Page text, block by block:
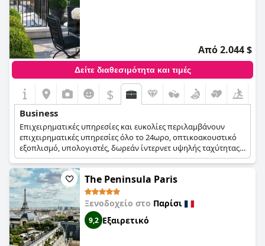
Από 2.044 $
Δείτε διαθεσιμότητα και τιμές
$
Business
Επιχειρηματικές υπηρεσίες και ευκολίες περιλαμβάνουν
επιχειρηματικές υπηρεσίες όλο το 24ωρο, οπτικοακουστικό
εξοπλισμό, υπολογιστές, δωρεάν ίντερνετ υψηλής ταχύτητας,
σταθμούς εργασίας, υπηρεσίες μετάφρασης και διερμηνείας
και υπηρεσίες γραμματειακής υποστήριξης.
The Peninsula Paris
Ξενοδοχείο στο Παρίσι
9,2 Εξαιρετικό